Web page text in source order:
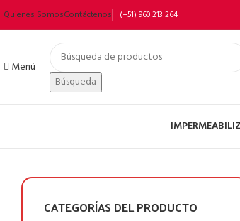
Quienes SomosContáctenos (+51) 960 213 264
Menú
Búsqueda
CATEGORÍAS DEL PRODUCTO